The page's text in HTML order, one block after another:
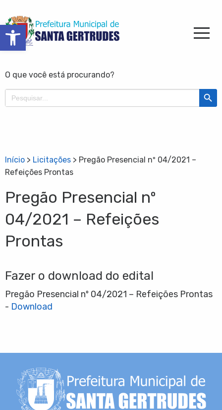
Barra de Ferramentas Aberta
O que você está procurando?
Search
for:
Search
Início > Licitações > Pregão Presencial nº 04/2021 –
Refeições Prontas
Pregão Presencial nº
04/2021 – Refeições
Prontas
Fazer o download do edital
Pregão Presencial nº 04/2021 – Refeições Prontas
- Download